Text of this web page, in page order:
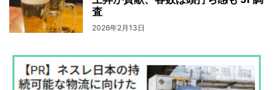
査
2026年2月13日